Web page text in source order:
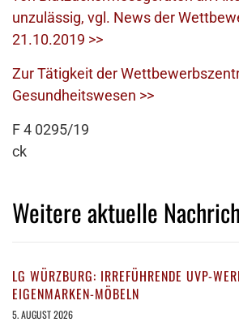
unzulässig, vgl. News der
21.10.2019 >>
Zur Tätigkeit der
Gesundheitswesen >>
F 4 0295/19
ck
Weitere aktuelle
LG WÜRZBURG: IRREFÜHRENDE UVP-
EIGENMARKEN-MÖBELN
5. AUGUST 2026